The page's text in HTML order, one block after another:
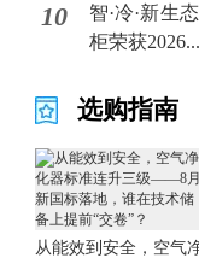
10
智·冷·新生
柜荣获2026...
选购指南
从能效到安全，空气